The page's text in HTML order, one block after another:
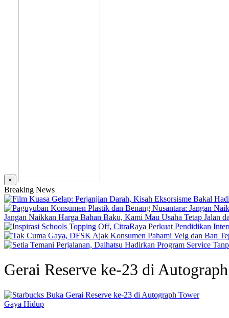
×
Breaking News
Jangan Naikkan Harga Bahan Baku, Kami Mau Usaha Tetap Jalan
Gerai Reserve ke-23 di
Gaya Hidup